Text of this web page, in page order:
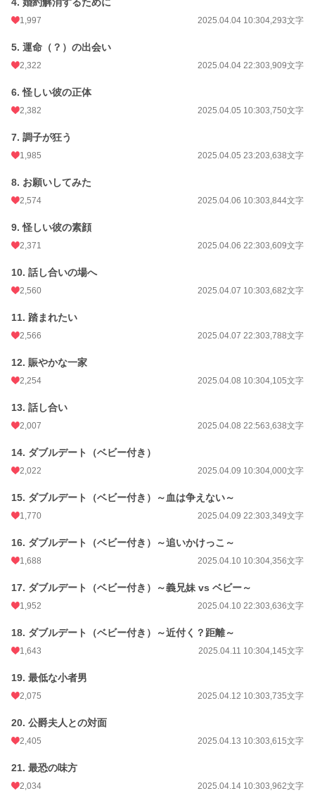
エドゥアルトはこちらの話にも登場してます！
小説
恋愛 1,510 位 / 66,355 件
お気に入り
24h.ポイント 489 pt
更新日時
初回完結日時
月間ポイント
年間ポイント 196,021 pt (3,186 位)
累計ポイント
1,997 2025.04.04 10:304,293文字
5. 運命（？）の出会い
2,322 2025.04.04 22:303,909文字
6. 怪しい彼の正体
2,382 2025.04.05 10:303,750文字
7. 調子が狂う
1,985 2025.04.05 23:203,638文字
8. お願いしてみた
2,574 2025.04.06 10:303,844文字
9. 怪しい彼の素顔
2,371 2025.04.06 22:303,609文字
10. 話し合いの場へ
2,560 2025.04.07 10:303,682文字
11. 踏まれたい
2,566 2025.04.07 22:303,788文字
12. 賑やかな一家
2,254 2025.04.08 10:304,105文字
13. 話し合い
2,007 2025.04.08 22:563,638文字
14. ダブルデート（ベビー付き）
2,022 2025.04.09 10:304,000文字
15. ダブルデート（ベビー付き）～血は争えない～
1,770 2025.04.09 22:303,349文字
16. ダブルデート（ベビー付き）～追いかけっこ～
1,688 2025.04.10 10:304,356文字
17. ダブルデート（ベビー付き）～義兄妹 vs ベビー～
1,952 2025.04.10 22:303,636文字
18. ダブルデート（ベビー付き）～近付く？距離～
1,643 2025.04.11 10:304,145文字
19. 最低な小者男
2,075 2025.04.12 10:303,735文字
20. 公爵夫人との対面
2,405 2025.04.13 10:303,615文字
21. 最恐の味方
2,034 2025.04.14 10:303,962文字